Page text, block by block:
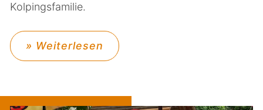
Kolpingsfamilie.
» Weiterlesen